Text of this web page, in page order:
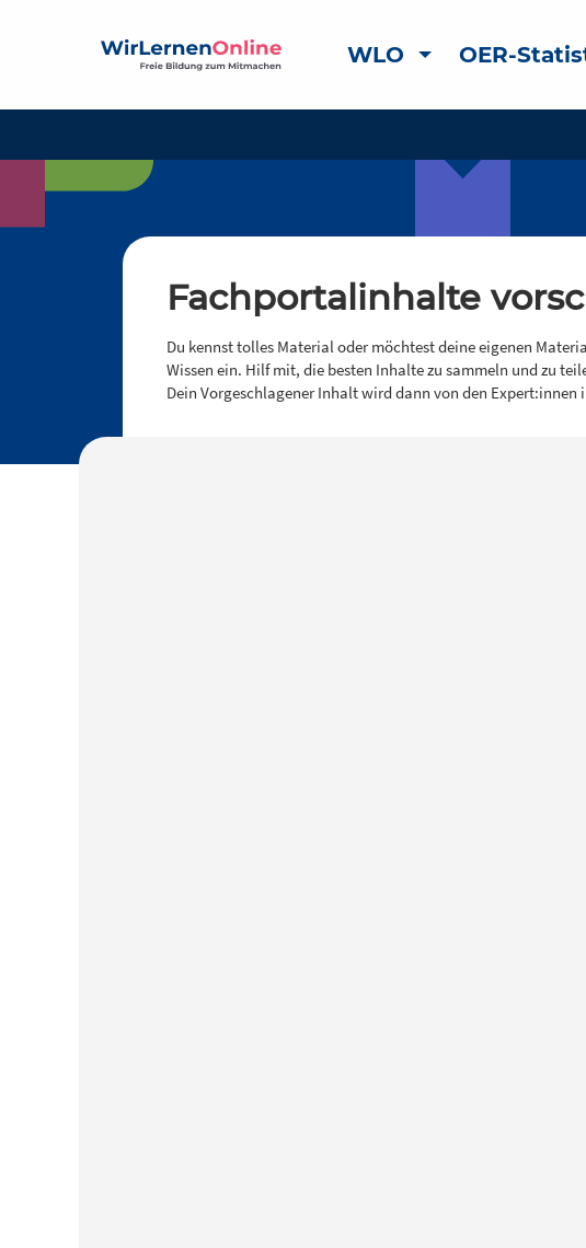
WLO OER-
Fachportalinhalte
Du kennst tolles Material oder möchtest deine eigenen
Wissen ein. Hilf mit, die besten Inhalte zu sammeln und zu
Dein Vorgeschlagener Inhalt wird dann von den